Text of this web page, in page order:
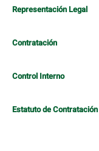
Representación Legal
Contratación
Control Interno
Estatuto de Contratación